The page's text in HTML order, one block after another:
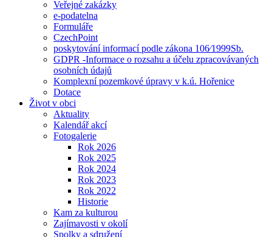
Veřejné zakázky
e-podatelna
Formuláře
CzechPoint
poskytování informací podle zákona 106⁄1999Sb.
GDPR -Informace o rozsahu a účelu zpracovávaných
osobních údajů
Komplexní pozemkové úpravy v k.ú. Hořenice
Dotace
Život v obci
Aktuality
Kalendář akcí
Fotogalerie
Rok 2026
Rok 2025
Rok 2024
Rok 2023
Rok 2022
Historie
Kam za kulturou
Zajímavosti v okolí
Spolky a sdružení